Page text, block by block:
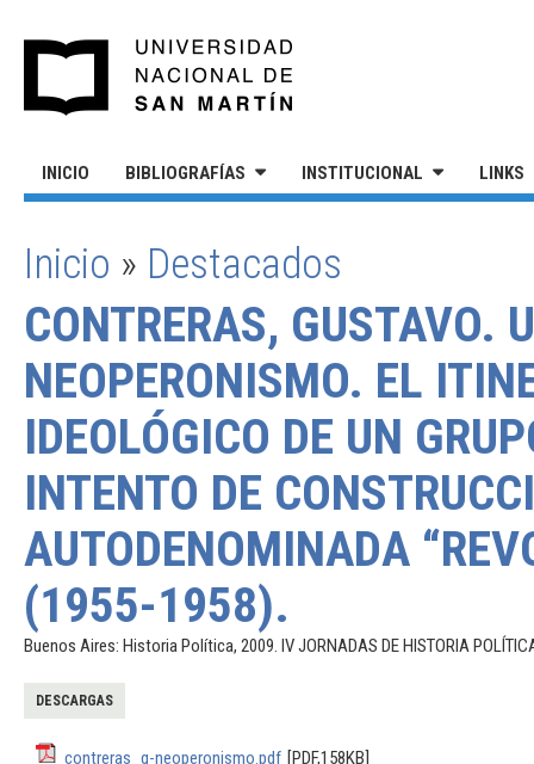
INICIO BIBLIOGRAFÍAS INSTITUCIONAL LINKS
SE ENCUENTRA USTED AQUÍ
Inicio » Destacados
CONTRERAS, GUSTAVO.
NEOPERONISMO. EL
IDEOLÓGICO DE UN
INTENTO DE
AUTODENOMINADA
(1955-1958).
Buenos Aires: Historia Política, 2009. IV JORNADAS DE HISTORIA
DESCARGAS
contreras_g-neoperonismo.pdf [PDF,158KB]